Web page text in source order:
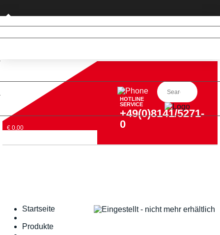
Privatkunde (nur DE)
€ 0,00
HOTLINE
SERVICE
+49(0)8141/5271-
0
Startseite
Produkte